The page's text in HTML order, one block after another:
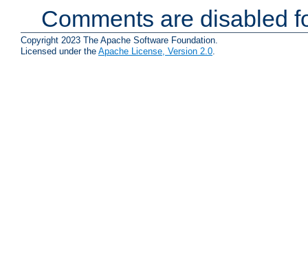
Comments are disabled
Copyright 2023 The Apache Software Foundation.
Licensed under the Apache License, Version 2.0